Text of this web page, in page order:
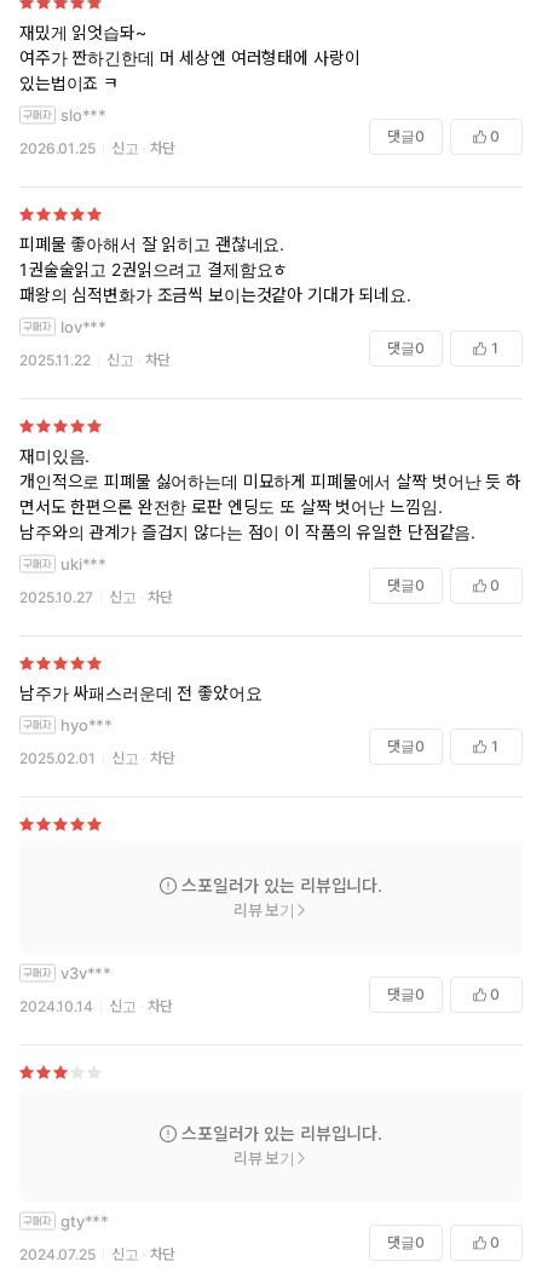
재밌게 읽엇습돠~
여주가 짠하긴한데 머 세상엔 여러형태에 사랑이
있는법이죠 ㅋ
slo***
2026.01.25 신고 차단
댓글0 0
피폐물 좋아해서 잘 읽히고 괜찮네요.
1권술술읽고 2권읽으려고 결제함요ㅎ
패왕의 심적변화가 조금씩 보이는것같아 기대가 되네요.
lov***
2025.11.22 신고 차단
댓글0 1
재미있음.
개인적으로 피폐물 싫어하는데 미묘하게 피폐물에서 살짝 벗어난 듯 하
면서도 한편으론 완전한 로판 엔딩도 또 살짝 벗어난 느낌임.
남주와의 관계가 즐겁지 않다는 점이 이 작품의 유일한 단점같음.
uki***
2025.10.27 신고 차단
댓글0 0
남주가 싸패스러운데 전 좋았어요
hyo***
2025.02.01 신고 차단
댓글0 1
스포일러가 있는 리뷰입니다.
리뷰 보기
v3v***
2024.10.14 신고 차단
댓글0 0
스포일러가 있는 리뷰입니다.
리뷰 보기
gty***
2024.07.25 신고 차단
댓글0 0